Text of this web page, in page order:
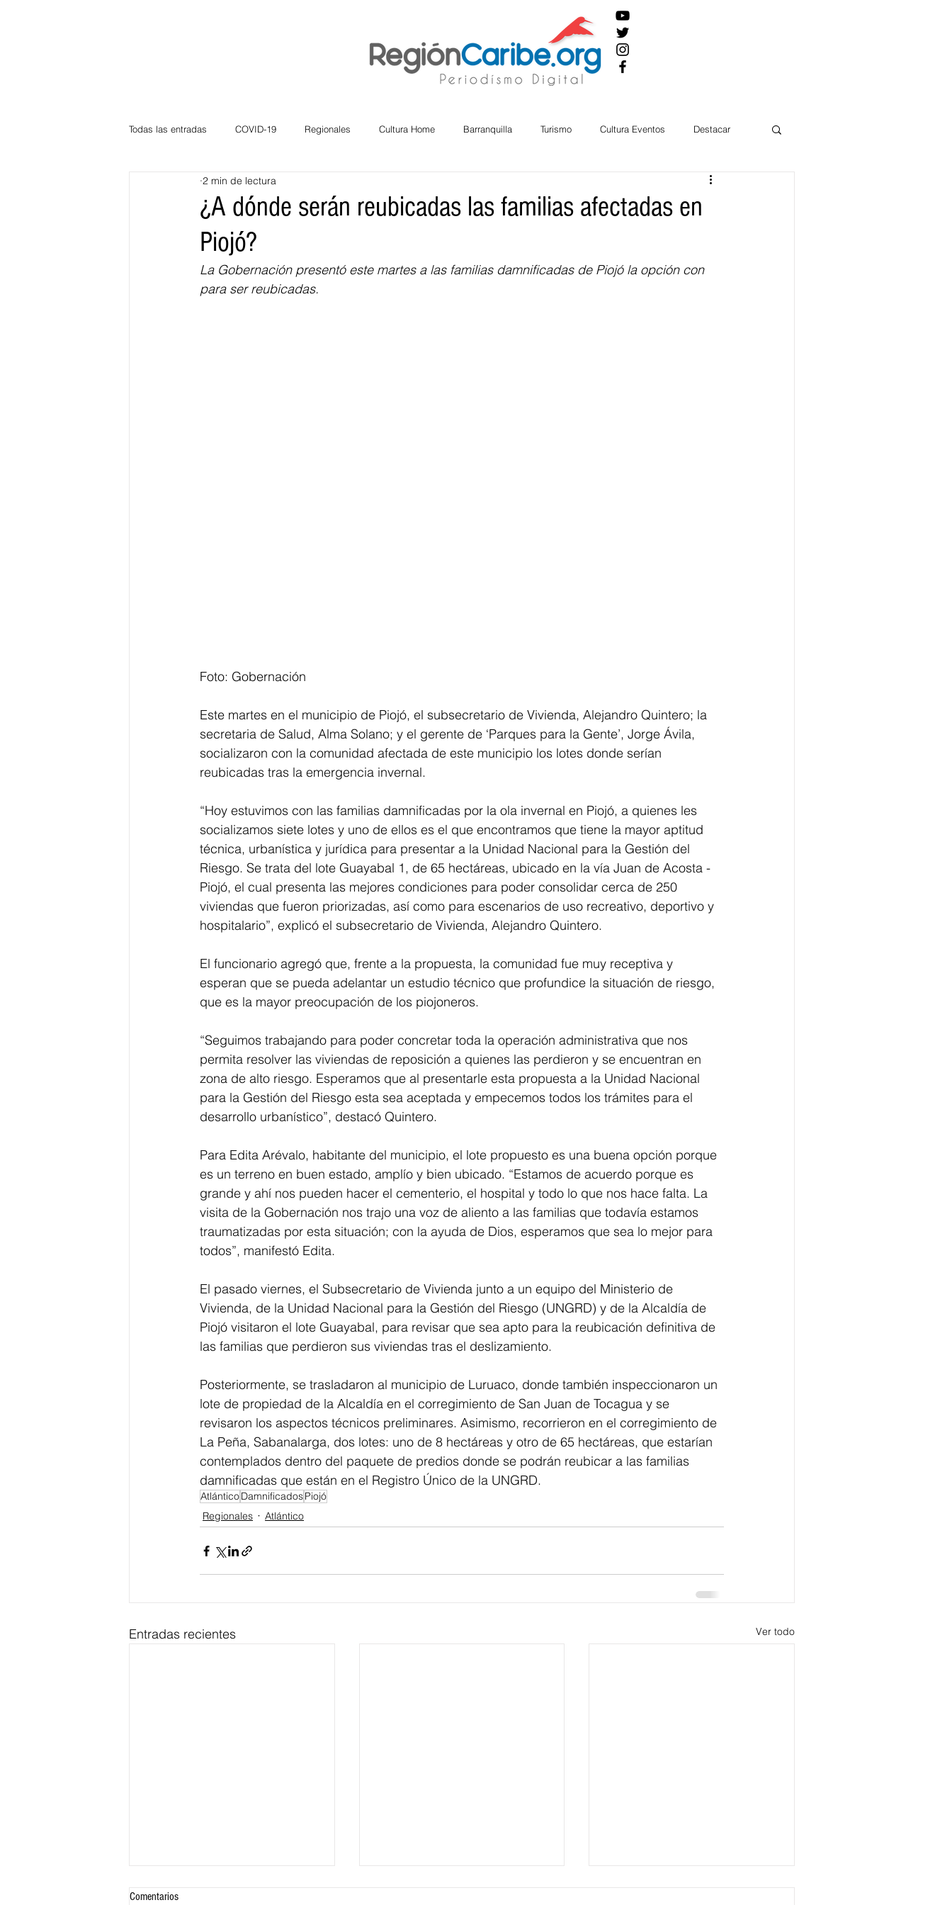
Todas las entradas COVID-19 Regionales Cultura Home Barranquilla Turismo Cultura Eventos Destacar
Atlántico
Bloggeros
¿A dónde serán reubicadas las familias afectadas en
Piojó?
2 min de lectura
La Gobernación presentó este martes a las familias damnificadas de Piojó la opción con
para ser reubicadas.
Foto: Gobernación
Este martes en el municipio de Piojó, el subsecretario de Vivienda, Alejandro Quintero; la
secretaria de Salud, Alma Solano; y el gerente de ‘Parques para la Gente’, Jorge Ávila,
socializaron con la comunidad afectada de este municipio los lotes donde serían
reubicadas tras la emergencia invernal.
“Hoy estuvimos con las familias damnificadas por la ola invernal en Piojó, a quienes les
socializamos siete lotes y uno de ellos es el que encontramos que tiene la mayor aptitud
técnica, urbanística y jurídica para presentar a la Unidad Nacional para la Gestión del
Riesgo. Se trata del lote Guayabal 1, de 65 hectáreas, ubicado en la vía Juan de Acosta -
Piojó, el cual presenta las mejores condiciones para poder consolidar cerca de 250
viviendas que fueron priorizadas, así como para escenarios de uso recreativo, deportivo y
hospitalario”, explicó el subsecretario de Vivienda, Alejandro Quintero.
El funcionario agregó que, frente a la propuesta, la comunidad fue muy receptiva y
esperan que se pueda adelantar un estudio técnico que profundice la situación de riesgo,
que es la mayor preocupación de los piojoneros.
“Seguimos trabajando para poder concretar toda la operación administrativa que nos
permita resolver las viviendas de reposición a quienes las perdieron y se encuentran en
zona de alto riesgo. Esperamos que al presentarle esta propuesta a la Unidad Nacional
para la Gestión del Riesgo esta sea aceptada y empecemos todos los trámites para el
desarrollo urbanístico”, destacó Quintero.
Para Edita Arévalo, habitante del municipio, el lote propuesto es una buena opción porque
es un terreno en buen estado, amplío y bien ubicado. “Estamos de acuerdo porque es
grande y ahí nos pueden hacer el cementerio, el hospital y todo lo que nos hace falta. La
visita de la Gobernación nos trajo una voz de aliento a las familias que todavía estamos
traumatizadas por esta situación; con la ayuda de Dios, esperamos que sea lo mejor para
todos”, manifestó Edita.
El pasado viernes, el Subsecretario de Vivienda junto a un equipo del Ministerio de
Vivienda, de la Unidad Nacional para la Gestión del Riesgo (UNGRD) y de la Alcaldía de
Piojó visitaron el lote Guayabal, para revisar que sea apto para la reubicación definitiva de
las familias que perdieron sus viviendas tras el deslizamiento.
Posteriormente, se trasladaron al municipio de Luruaco, donde también inspeccionaron un
lote de propiedad de la Alcaldía en el corregimiento de San Juan de Tocagua y se
revisaron los aspectos técnicos preliminares. Asimismo, recorrieron en el corregimiento de
La Peña, Sabanalarga, dos lotes: uno de 8 hectáreas y otro de 65 hectáreas, que estarían
contemplados dentro del paquete de predios donde se podrán reubicar a las familias
damnificadas que están en el Registro Único de la UNGRD.
AtlánticoDamnificadosPiojó
Regionales
Atlántico
Entradas recientes Ver todo
Comentarios